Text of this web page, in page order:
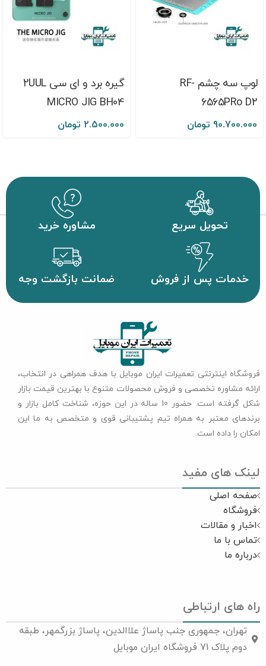
لوپ سه چشم RF-
6565PRo D2
90.700.000 تومان
گیره برد و ای سی 2UUL
MICRO JIG BH04
2.500.000 تومان
تحویل سریع مشاوره خرید
خدمات پس از فروش ضمانت بازگشت وجه
فروشگاه اینترنتی تعمیرات ایران موبایل با هدف همراهی در انتخاب،
ارائه مشاوره تخصصی و فروش محصولات متنوع با بهترین قیمت بازار
شکل گرفته است. حضور 10 ساله در این حوزه، شناخت کامل بازار و
برندهای معتبر به همراه تیم پشتیبانی قوی و متخصص به ما این
امکان را داده است.
لینک های مفید
صفحه اصلی
فروشگاه
اخبار و مقالات
تماس با ما
درباره ما
راه های ارتباطی
تهران، جمهوری جنب پاساژ علاالدین، پاساژ بزرگمهر، طبقه
دوم پلاک 71 فروشگاه ایران موبایل